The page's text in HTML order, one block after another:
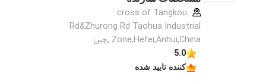
cross of Tangkou
Rd&Zhurong Rd Taohua Industrial
Zone,Hefei,Anhui,China ,چین
5.0
کننده تایید شده